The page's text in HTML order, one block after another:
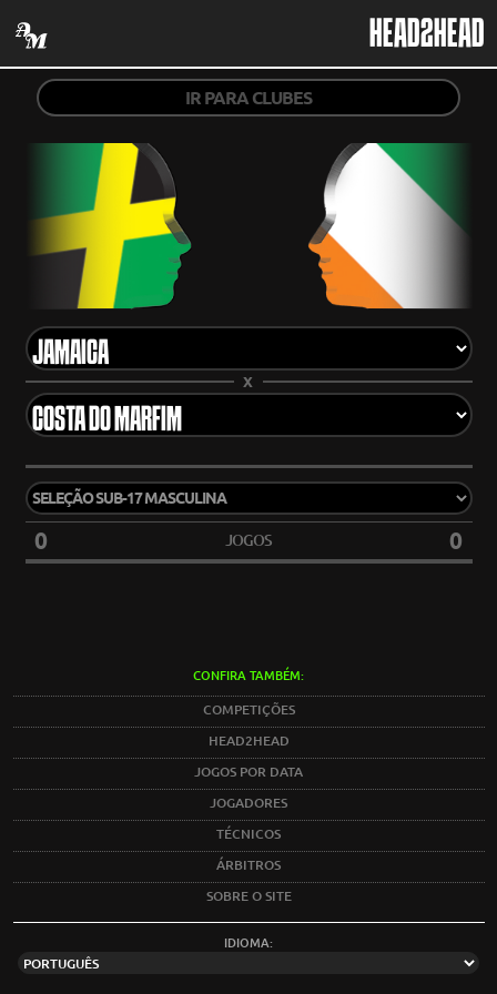
HEAD2HEAD
IR PARA CLUBES
X
0 JOGOS 0
CONFIRA TAMBÉM:
COMPETIÇÕES
HEAD2HEAD
JOGOS POR DATA
JOGADORES
TÉCNICOS
ÁRBITROS
SOBRE O SITE
IDIOMA: